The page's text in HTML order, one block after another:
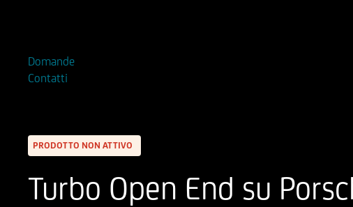
Domande
Contatti
PRODOTTO NON ATTIVO
Turbo Open End su